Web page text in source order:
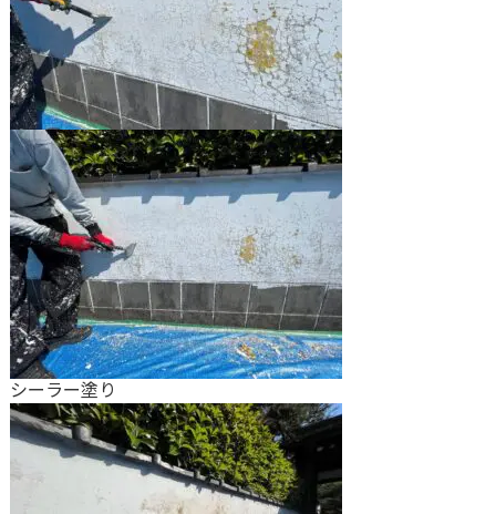
シーラー塗り